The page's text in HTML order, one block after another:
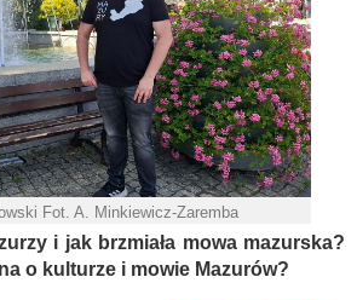
Fot. A. Minkiewicz-Zaremba
i jak brzmiała mowa mazurska?
o kulturze i mowie Mazurów?